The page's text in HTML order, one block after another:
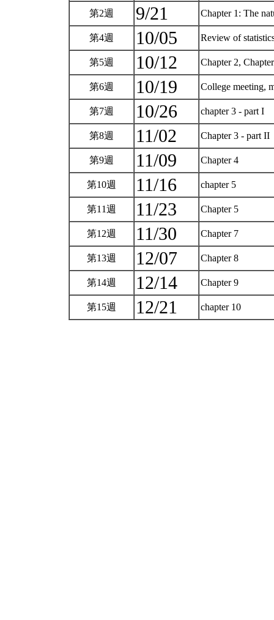
第2週 9/21 Chapter 1: The
第4週 10/05 Review of
第5週 10/12 Chapter 2,
第6週 10/19 College meeting,
第7週 10/26 chapter 3 - part I
第8週 11/02 Chapter 3 - part II
第9週 11/09 Chapter 4
第10週 11/16 chapter 5
第11週 11/23 Chapter 5
第12週 11/30 Chapter 7
第13週 12/07 Chapter 8
第14週 12/14 Chapter 9
第15週 12/21 chapter 10